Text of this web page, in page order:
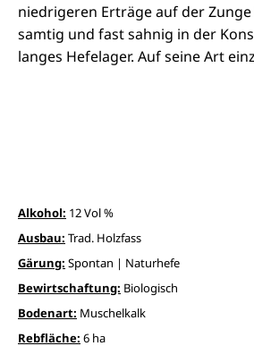
niedrigeren Erträge auf der
samtig und fast sahnig in der
langes Hefelager. Auf seine Art
Alkohol: 12 Vol %
Ausbau: Trad. Holzfass
Gärung: Spontan | Naturhefe
Bewirtschaftung: Biologisch
Bodenart: Muschelkalk
Rebfläche: 6 ha